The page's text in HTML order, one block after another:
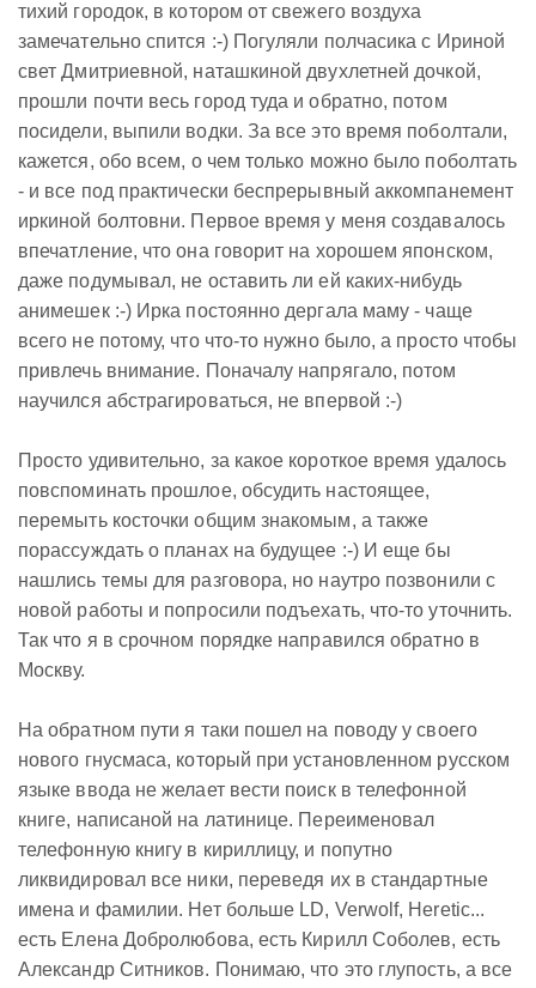
тихий городок, в котором от свежего воздуха
замечательно спится :-) Погуляли полчасика с Ириной
свет Дмитриевной, наташкиной двухлетней дочкой,
прошли почти весь город туда и обратно, потом
посидели, выпили водки. За все это время поболтали,
кажется, обо всем, о чем только можно было поболтать
- и все под практически беспрерывный аккомпанемент
иркиной болтовни. Первое время у меня создавалось
впечатление, что она говорит на хорошем японском,
даже подумывал, не оставить ли ей каких-нибудь
анимешек :-) Ирка постоянно дергала маму - чаще
всего не потому, что что-то нужно было, а просто чтобы
привлечь внимание. Поначалу напрягало, потом
научился абстрагироваться, не впервой :-)
Просто удивительно, за какое короткое время удалось
повспоминать прошлое, обсудить настоящее,
перемыть косточки общим знакомым, а также
порассуждать о планах на будущее :-) И еще бы
нашлись темы для разговора, но наутро позвонили с
новой работы и попросили подъехать, что-то уточнить.
Так что я в срочном порядке направился обратно в
Москву.
На обратном пути я таки пошел на поводу у своего
нового гнусмаса, который при установленном русском
языке ввода не желает вести поиск в телефонной
книге, написаной на латинице. Переименовал
телефонную книгу в кириллицу, и попутно
ликвидировал все ники, переведя их в стандартные
имена и фамилии. Нет больше LD, Verwolf, Heretic...
есть Елена Добролюбова, есть Кирилл Соболев, есть
Александр Ситников. Понимаю, что это глупость, а все